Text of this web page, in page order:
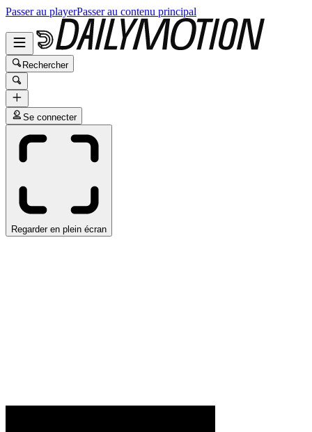
Passer au playerPasser au contenu principal
Rechercher
Se connecter
Regarder en plein écran